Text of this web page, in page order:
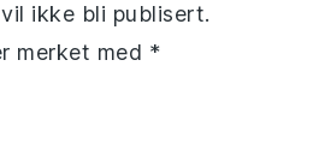
ikke bli publisert.
merket med *